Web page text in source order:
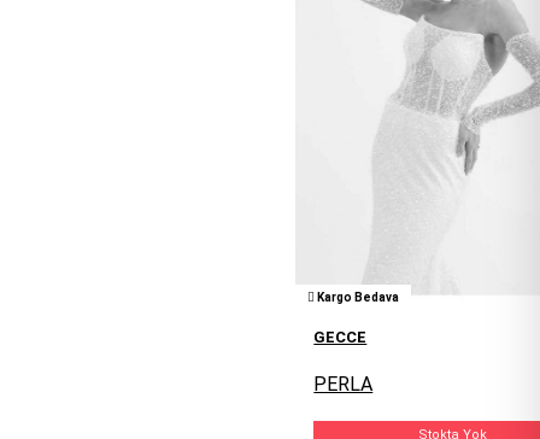
Kargo Bedava
GECCE
PERLA
Stokta Yok